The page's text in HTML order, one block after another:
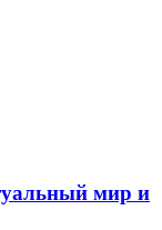
мир и